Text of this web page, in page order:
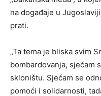
na događaje u
prati.
„Ta tema je bliska svim
bombardovanja, sjećam
skloništu. Sjećam se
pomoći i solidarnosti,